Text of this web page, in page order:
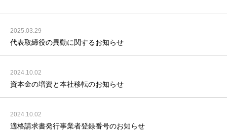
2025.03.29
代表取締役の異動に関するお知らせ
2024.10.02
資本金の増資と本社移転のお知らせ
2024.10.02
適格請求書発行事業者登録番号のお知らせ